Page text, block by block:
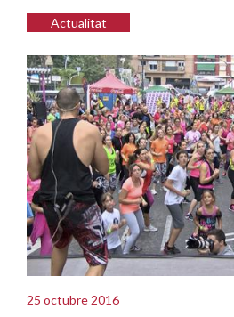
Actualitat
25 octubre 2016